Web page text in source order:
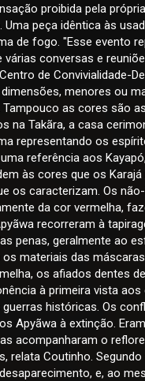
proibida pela
peça idêntica às
de fogo. "Esse evento
conversas e
de Convivialidade-
menores ou
as cores são
Takãra, a casa
representando os
referência aos
às cores que os
os caracterizam. Os
da cor vermelha,
recorreram à
penas, geralmente ao
materiais das
os afiados dentes
à primeira vista
históricas. Os
Apyãwa à extinção.
acompanharam o
relata Coutinho.
e, ao